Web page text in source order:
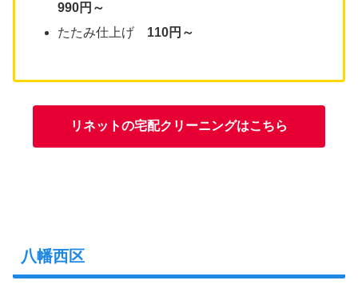
990円～
たたみ仕上げ 110円～
リネットの宅配クリーニングはこちら
八幡西区